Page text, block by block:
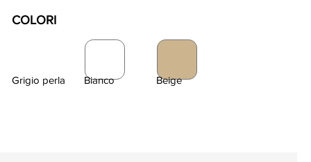
COLORI
Grigio perla Bianco Beige